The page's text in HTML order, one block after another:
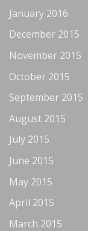
January 2016
December 2015
November 2015
October 2015
September 2015
August 2015
July 2015
June 2015
May 2015
April 2015
March 2015